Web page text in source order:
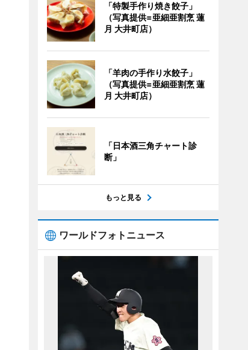
「特製手作り焼き餃子」
（写真提供=亜細亜割烹 蓮
月 大井町店）
「羊肉の手作り水餃子」
（写真提供=亜細亜割烹 蓮
月 大井町店）
「日本酒三角チャート診
断」
もっと見る
ワールドフォトニュース